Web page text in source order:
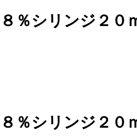
％シリンジ２０
％シリンジ２０